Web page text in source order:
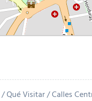
Qué Visitar Calles